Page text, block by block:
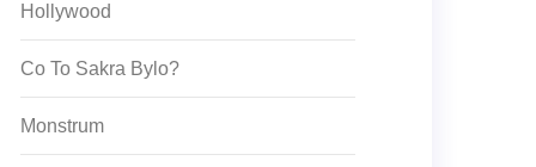
Hollywood
Co To Sakra Bylo?
Monstrum